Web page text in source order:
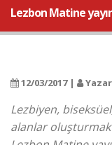
Lezbon Matine
12/03/2017 |
Lezbiyen,
alanlar